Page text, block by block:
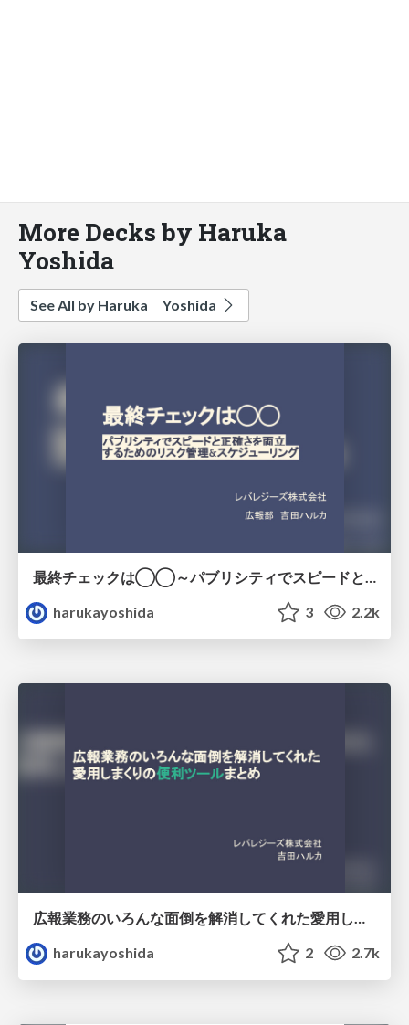
More Decks by Haruka
Yoshida
See All by Haruka Yoshida
最終チェックは◯◯～パブリシティでスピードと正確さを両立するためのリスク管理とスケジューリング～
harukayoshida
3 2.2k
harukayoshida
2 2.7k